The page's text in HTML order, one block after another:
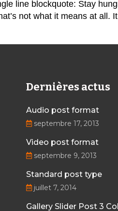
line blockquote: Stay
not what it means at
Dernières actus
Audio post format
septembre 17, 2013
Video post format
septembre 9, 2013
Standard post type
juillet 7, 2014
Gallery Slider Post 3